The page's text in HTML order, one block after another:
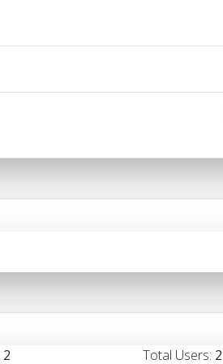
2 Total Users: 2